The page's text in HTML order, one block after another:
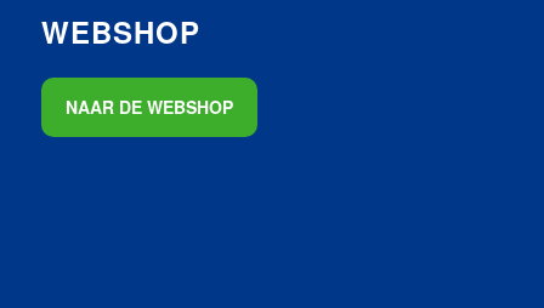
WEBSHOP
NAAR DE WEBSHOP